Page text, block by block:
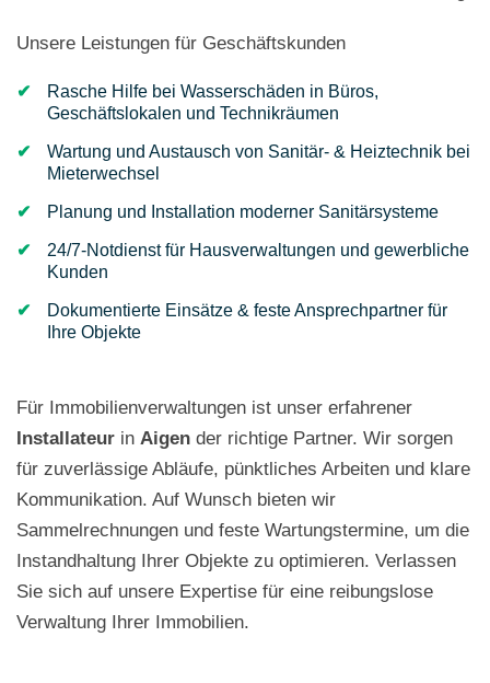
Unsere Leistungen für Geschäftskunden
Rasche Hilfe bei Wasserschäden in Büros,
Geschäftslokalen und Technikräumen
Wartung und Austausch von Sanitär- & Heiztechnik bei
Mieterwechsel
Planung und Installation moderner Sanitärsysteme
24/7-Notdienst für Hausverwaltungen und gewerbliche
Kunden
Dokumentierte Einsätze & feste Ansprechpartner für
Ihre Objekte
Für Immobilienverwaltungen ist unser erfahrener
Installateur in Aigen der richtige Partner. Wir sorgen
für zuverlässige Abläufe, pünktliches Arbeiten und klare
Kommunikation. Auf Wunsch bieten wir
Sammelrechnungen und feste Wartungstermine, um die
Instandhaltung Ihrer Objekte zu optimieren. Verlassen
Sie sich auf unsere Expertise für eine reibungslose
Verwaltung Ihrer Immobilien.